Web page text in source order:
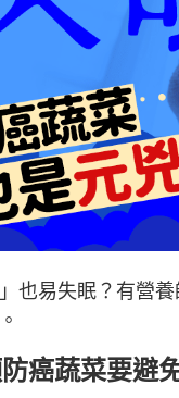
也易失眠？有營
癌蔬菜要避